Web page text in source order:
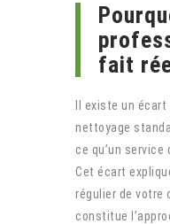
fait
Il existe un
nettoyage
ce qu’un
Cet écart
régulier de votre
constitue